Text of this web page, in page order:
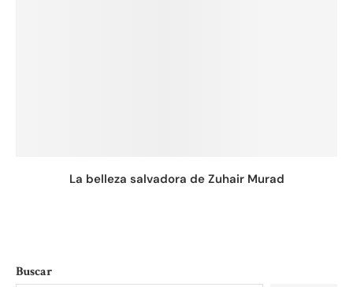
La belleza salvadora de Zuhair Murad
Buscar